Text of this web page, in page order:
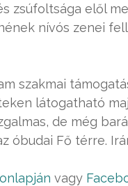
zsúfoltsága elől
nívós zenei
szakmai
látogatható
de még
óbudai Fő térre.
vagy